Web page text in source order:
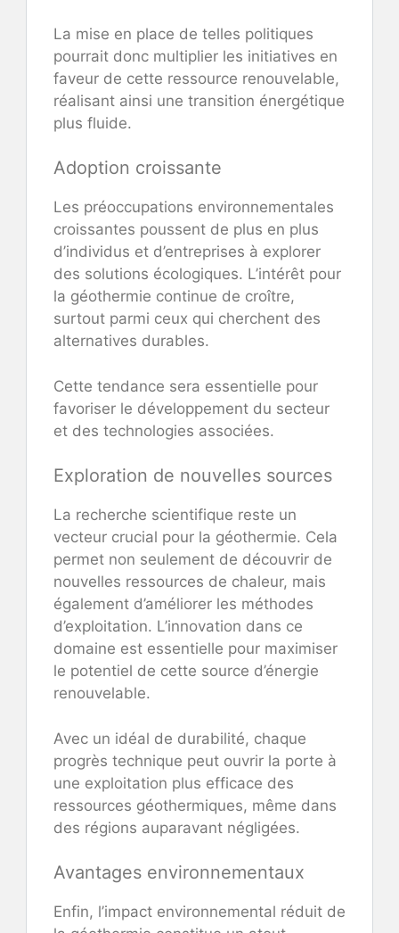
La mise en place de telles politiques
pourrait donc multiplier les initiatives en
faveur de cette ressource renouvelable,
réalisant ainsi une transition énergétique
plus fluide.
Adoption croissante
Les préoccupations environnementales
croissantes poussent de plus en plus
d’individus et d’entreprises à explorer
des solutions écologiques. L’intérêt pour
la géothermie continue de croître,
surtout parmi ceux qui cherchent des
alternatives durables.
Cette tendance sera essentielle pour
favoriser le développement du secteur
et des technologies associées.
Exploration de nouvelles sources
La recherche scientifique reste un
vecteur crucial pour la géothermie. Cela
permet non seulement de découvrir de
nouvelles ressources de chaleur, mais
également d’améliorer les méthodes
d’exploitation. L’innovation dans ce
domaine est essentielle pour maximiser
le potentiel de cette source d’énergie
renouvelable.
Avec un idéal de durabilité, chaque
progrès technique peut ouvrir la porte à
une exploitation plus efficace des
ressources géothermiques, même dans
des régions auparavant négligées.
Avantages environnementaux
Enfin, l’impact environnemental réduit de